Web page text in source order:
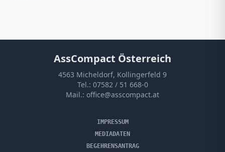
AssCompact Österreich
4563 Micheldorf, Kollingerfeld 9
Tel.: 07582 / 51 668-0
Mail.: office@asscompact.at
IMPRESSUM
MEDIADATEN
BEGEHRENSANTRAG